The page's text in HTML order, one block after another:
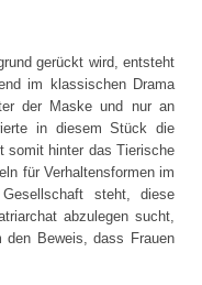
gerückt wird, entsteht
im klassischen Drama
der Maske und nur an
in diesem Stück die
somit hinter das Tierische
für Verhaltensformen im
steht, diese
abzulegen sucht,
Beweis, dass Frauen